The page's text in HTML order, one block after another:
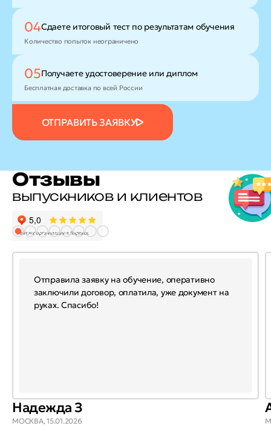
ОТПРАВИТЬ ЗАЯВКУ
04Сдаете итоговый тест по результатам обучения
Количество попыток неограничено
05Получаете удостоверение или диплом
Бесплатная доставка по всей России
Отзывы
выпускников и клиентов
Отправила заявку на обучение, оперативно
заключили договор, оплатила, уже документ на
руках. Спасибо!
Надежда З
МОСКВА,15.01.2026